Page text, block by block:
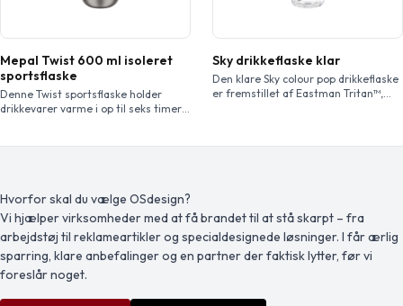
Mepal Twist 600 ml isoleret
sportsflaske
Denne Twist sportsflaske holder
drikkevarer varme i op til seks timer
Sky drikkeflaske klar
Den klare Sky colour pop drikkeflaske
er fremstillet af Eastman Tritan™,
Hvorfor skal du vælge OSdesign?
Vi hjælper virksomheder med at få brandet til at stå skarpt – fra
arbejdstøj til reklameartikler og specialdesignede løsninger. I får ærlig
sparring, klare anbefalinger og en partner der faktisk lytter, før vi
foreslår noget.